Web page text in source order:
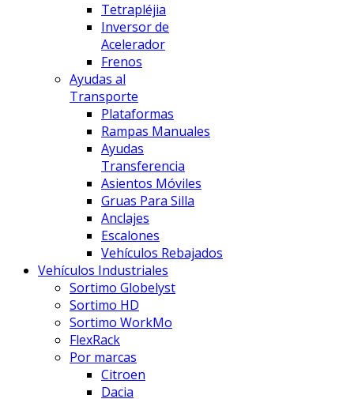
Tetrapléjia
Inversor de
Acelerador
Frenos
Ayudas al
Transporte
Plataformas
Rampas Manuales
Ayudas
Transferencia
Asientos Móviles
Gruas Para Silla
Anclajes
Escalones
Vehículos Rebajados
Vehículos Industriales
Sortimo Globelyst
Sortimo HD
Sortimo WorkMo
FlexRack
Por marcas
Citroen
Dacia